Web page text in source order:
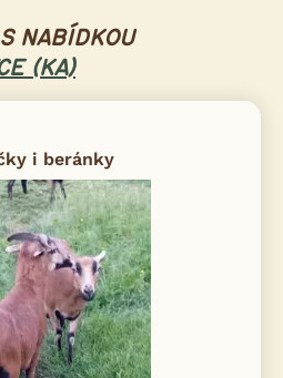
NABÍDKOU
(KA)
i beránky